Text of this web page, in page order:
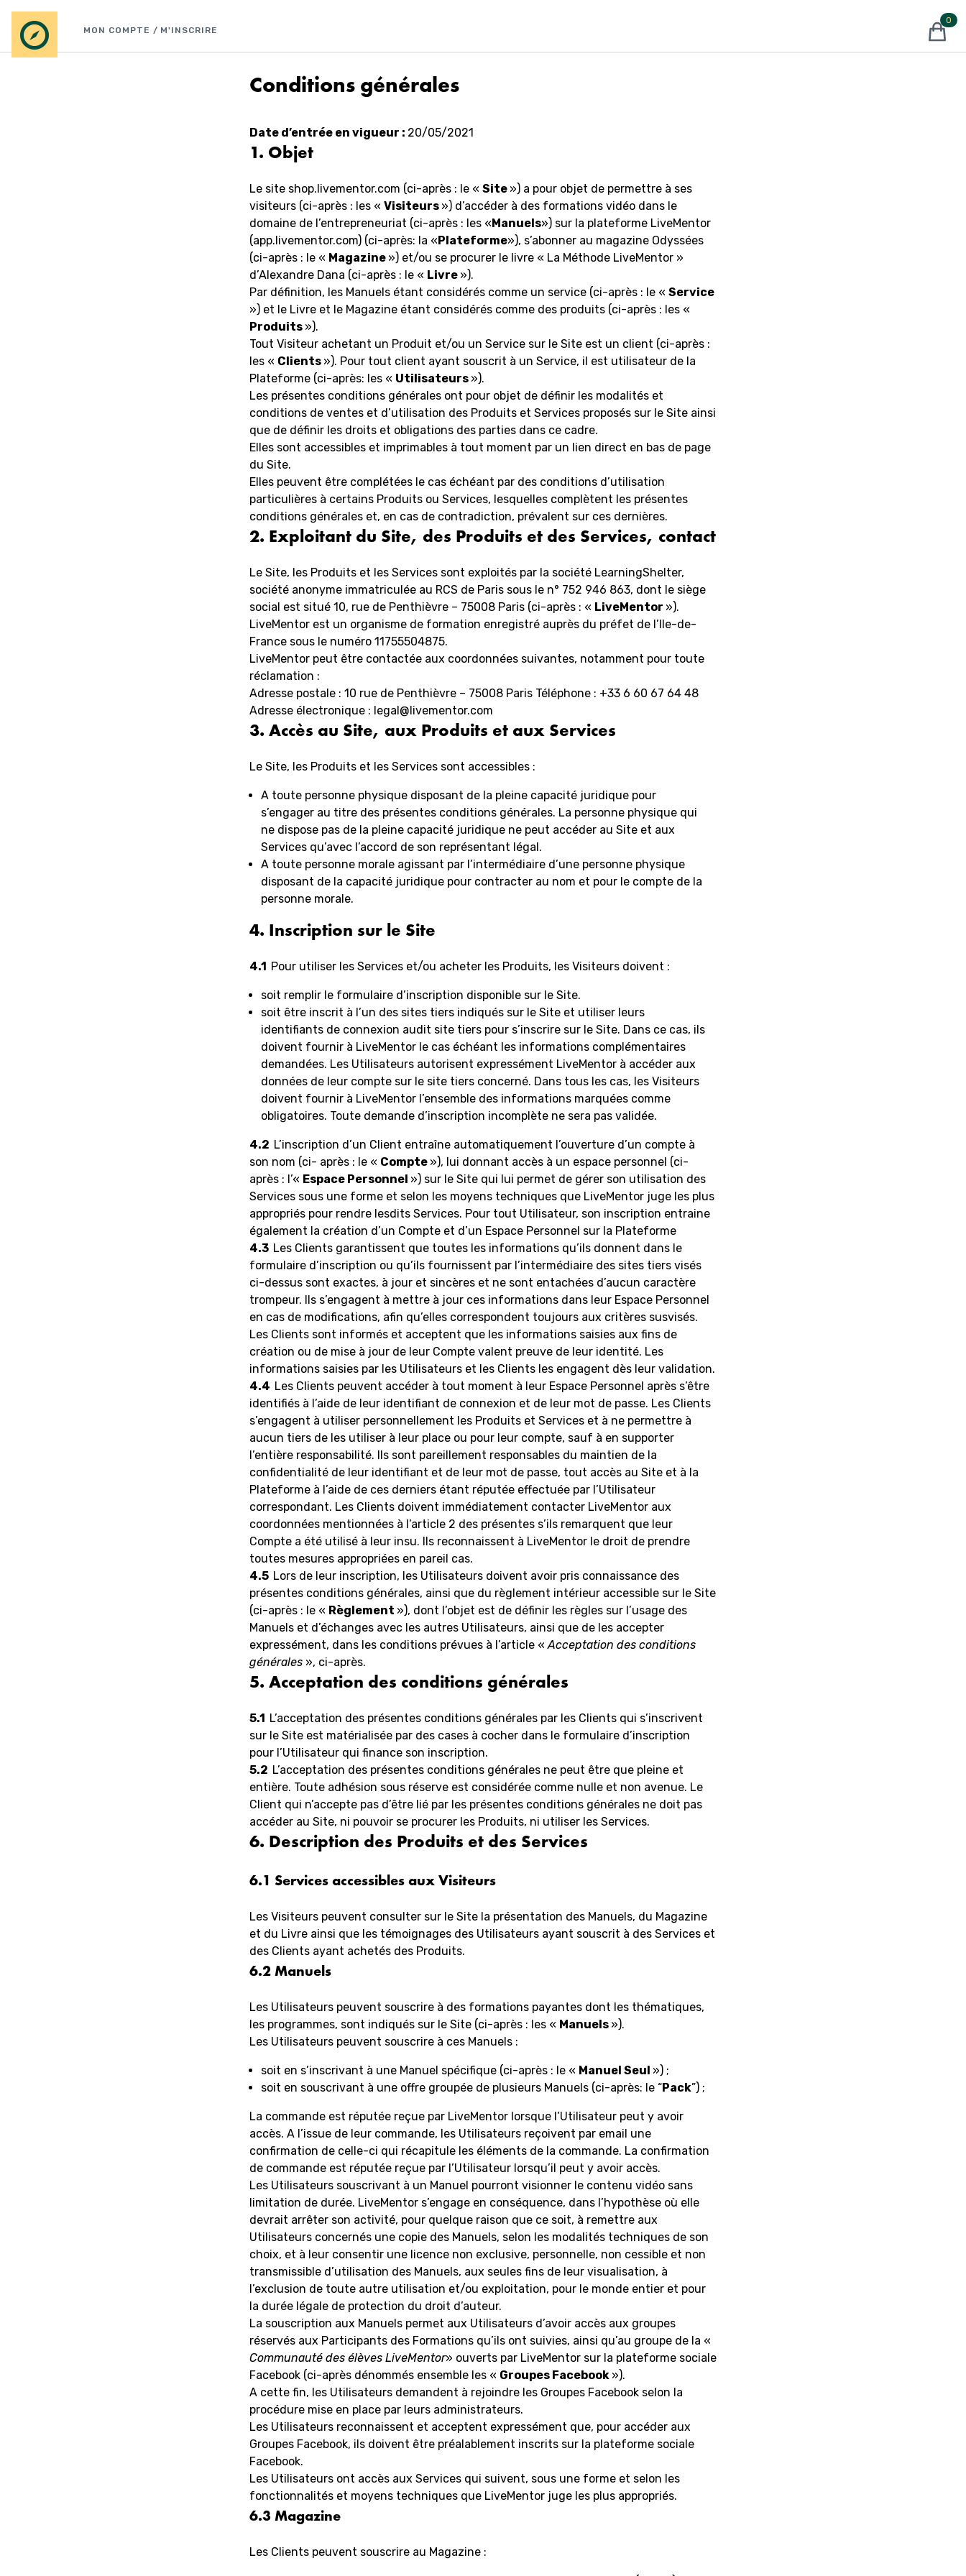
contenu
MON COMPTE / M'INSCRIRE
0
Conditions générales
Date d’entrée en vigueur : 20/05/2021
1. Objet
Le site shop.livementor.com (ci-après : le « Site ») a pour objet de permettre à ses
visiteurs (ci-après : les « Visiteurs ») d’accéder à des formations vidéo dans le
domaine de l’entrepreneuriat (ci-après : les «Manuels») sur la plateforme LiveMentor
(app.livementor.com) (ci-après: la «Plateforme»), s’abonner au magazine Odyssées
(ci-après : le « Magazine ») et/ou se procurer le livre « La Méthode LiveMentor »
d’Alexandre Dana (ci-après : le « Livre »).
Par définition, les Manuels étant considérés comme un service (ci-après : le « Service
») et le Livre et le Magazine étant considérés comme des produits (ci-après : les «
Produits »).
Tout Visiteur achetant un Produit et/ou un Service sur le Site est un client (ci-après :
les « Clients »). Pour tout client ayant souscrit à un Service, il est utilisateur de la
Plateforme (ci-après: les « Utilisateurs »).
Les présentes conditions générales ont pour objet de définir les modalités et
conditions de ventes et d’utilisation des Produits et Services proposés sur le Site ainsi
que de définir les droits et obligations des parties dans ce cadre.
Elles sont accessibles et imprimables à tout moment par un lien direct en bas de page
du Site.
Elles peuvent être complétées le cas échéant par des conditions d’utilisation
particulières à certains Produits ou Services, lesquelles complètent les présentes
conditions générales et, en cas de contradiction, prévalent sur ces dernières.
2. Exploitant du Site, des Produits et des Services, contact
Le Site, les Produits et les Services sont exploités par la société LearningShelter,
société anonyme immatriculée au RCS de Paris sous le n° 752 946 863, dont le siège
social est situé 10, rue de Penthièvre – 75008 Paris (ci-après : « LiveMentor »).
LiveMentor est un organisme de formation enregistré auprès du préfet de l’Ile-de-
France sous le numéro 11755504875.
LiveMentor peut être contactée aux coordonnées suivantes, notamment pour toute
réclamation :
Adresse postale : 10 rue de Penthièvre – 75008 Paris Téléphone : +33 6 60 67 64 48
Adresse électronique : legal@livementor.com
3. Accès au Site, aux Produits et aux Services
Le Site, les Produits et les Services sont accessibles :
A toute personne physique disposant de la pleine capacité juridique pour
s’engager au titre des présentes conditions générales. La personne physique qui
ne dispose pas de la pleine capacité juridique ne peut accéder au Site et aux
Services qu’avec l’accord de son représentant légal.
A toute personne morale agissant par l’intermédiaire d’une personne physique
disposant de la capacité juridique pour contracter au nom et pour le compte de la
personne morale.
4. Inscription sur le Site
4.1 Pour utiliser les Services et/ou acheter les Produits, les Visiteurs doivent :
soit remplir le formulaire d’inscription disponible sur le Site.
soit être inscrit à l’un des sites tiers indiqués sur le Site et utiliser leurs
identifiants de connexion audit site tiers pour s’inscrire sur le Site. Dans ce cas, ils
doivent fournir à LiveMentor le cas échéant les informations complémentaires
demandées. Les Utilisateurs autorisent expressément LiveMentor à accéder aux
données de leur compte sur le site tiers concerné. Dans tous les cas, les Visiteurs
doivent fournir à LiveMentor l’ensemble des informations marquées comme
obligatoires. Toute demande d’inscription incomplète ne sera pas validée.
4.2 L’inscription d’un Client entraîne automatiquement l’ouverture d’un compte à
son nom (ci- après : le « Compte »), lui donnant accès à un espace personnel (ci-
après : l’« Espace Personnel ») sur le Site qui lui permet de gérer son utilisation des
Services sous une forme et selon les moyens techniques que LiveMentor juge les plus
appropriés pour rendre lesdits Services. Pour tout Utilisateur, son inscription entraine
également la création d’un Compte et d’un Espace Personnel sur la Plateforme
4.3 Les Clients garantissent que toutes les informations qu’ils donnent dans le
formulaire d’inscription ou qu’ils fournissent par l’intermédiaire des sites tiers visés
ci-dessus sont exactes, à jour et sincères et ne sont entachées d’aucun caractère
trompeur. Ils s’engagent à mettre à jour ces informations dans leur Espace Personnel
en cas de modifications, afin qu’elles correspondent toujours aux critères susvisés.
Les Clients sont informés et acceptent que les informations saisies aux fins de
création ou de mise à jour de leur Compte valent preuve de leur identité. Les
informations saisies par les Utilisateurs et les Clients les engagent dès leur validation.
4.4 Les Clients peuvent accéder à tout moment à leur Espace Personnel après s’être
identifiés à l’aide de leur identifiant de connexion et de leur mot de passe. Les Clients
s’engagent à utiliser personnellement les Produits et Services et à ne permettre à
aucun tiers de les utiliser à leur place ou pour leur compte, sauf à en supporter
l’entière responsabilité. Ils sont pareillement responsables du maintien de la
confidentialité de leur identifiant et de leur mot de passe, tout accès au Site et à la
Plateforme à l’aide de ces derniers étant réputée effectuée par l’Utilisateur
correspondant. Les Clients doivent immédiatement contacter LiveMentor aux
coordonnées mentionnées à l’article 2 des présentes s’ils remarquent que leur
Compte a été utilisé à leur insu. Ils reconnaissent à LiveMentor le droit de prendre
toutes mesures appropriées en pareil cas.
4.5 Lors de leur inscription, les Utilisateurs doivent avoir pris connaissance des
présentes conditions générales, ainsi que du règlement intérieur accessible sur le Site
(ci-après : le « Règlement »), dont l’objet est de définir les règles sur l’usage des
Manuels et d’échanges avec les autres Utilisateurs, ainsi que de les accepter
expressément, dans les conditions prévues à l’article «Acceptation des conditions
générales », ci-après.
5. Acceptation des conditions générales
5.1 L’acceptation des présentes conditions générales par les Clients qui s’inscrivent
sur le Site est matérialisée par des cases à cocher dans le formulaire d’inscription
pour l’Utilisateur qui finance son inscription.
5.2 L’acceptation des présentes conditions générales ne peut être que pleine et
entière. Toute adhésion sous réserve est considérée comme nulle et non avenue. Le
Client qui n’accepte pas d’être lié par les présentes conditions générales ne doit pas
accéder au Site, ni pouvoir se procurer les Produits, ni utiliser les Services.
6. Description des Produits et des Services
6.1 Services accessibles aux Visiteurs
Les Visiteurs peuvent consulter sur le Site la présentation des Manuels, du Magazine
et du Livre ainsi que les témoignages des Utilisateurs ayant souscrit à des Services et
des Clients ayant achetés des Produits.
6.2 Manuels
Les Utilisateurs peuvent souscrire à des formations payantes dont les thématiques,
les programmes, sont indiqués sur le Site (ci-après : les « Manuels »).
Les Utilisateurs peuvent souscrire à ces Manuels :
soit en s’inscrivant à une Manuel spécifique (ci-après : le « Manuel Seul ») ;
soit en souscrivant à une offre groupée de plusieurs Manuels (ci-après: le “Pack”) ;
La commande est réputée reçue par LiveMentor lorsque l’Utilisateur peut y avoir
accès. A l’issue de leur commande, les Utilisateurs reçoivent par email une
confirmation de celle-ci qui récapitule les éléments de la commande. La confirmation
de commande est réputée reçue par l’Utilisateur lorsqu’il peut y avoir accès.
Les Utilisateurs souscrivant à un Manuel pourront visionner le contenu vidéo sans
limitation de durée. LiveMentor s’engage en conséquence, dans l’hypothèse où elle
devrait arrêter son activité, pour quelque raison que ce soit, à remettre aux
Utilisateurs concernés une copie des Manuels, selon les modalités techniques de son
choix, et à leur consentir une licence non exclusive, personnelle, non cessible et non
transmissible d’utilisation des Manuels, aux seules fins de leur visualisation, à
l’exclusion de toute autre utilisation et/ou exploitation, pour le monde entier et pour
la durée légale de protection du droit d’auteur.
La souscription aux Manuels permet aux Utilisateurs d’avoir accès aux groupes
réservés aux Participants des Formations qu’ils ont suivies, ainsi qu’au groupe de la «
Communauté des élèves LiveMentor» ouverts par LiveMentor sur la plateforme sociale
Facebook (ci-après dénommés ensemble les « Groupes Facebook »).
A cette fin, les Utilisateurs demandent à rejoindre les Groupes Facebook selon la
procédure mise en place par leurs administrateurs.
Les Utilisateurs reconnaissent et acceptent expressément que, pour accéder aux
Groupes Facebook, ils doivent être préalablement inscrits sur la plateforme sociale
Facebook.
Les Utilisateurs ont accès aux Services qui suivent, sous une forme et selon les
fonctionnalités et moyens techniques que LiveMentor juge les plus appropriés.
6.3 Magazine
Les Clients peuvent souscrire au Magazine :